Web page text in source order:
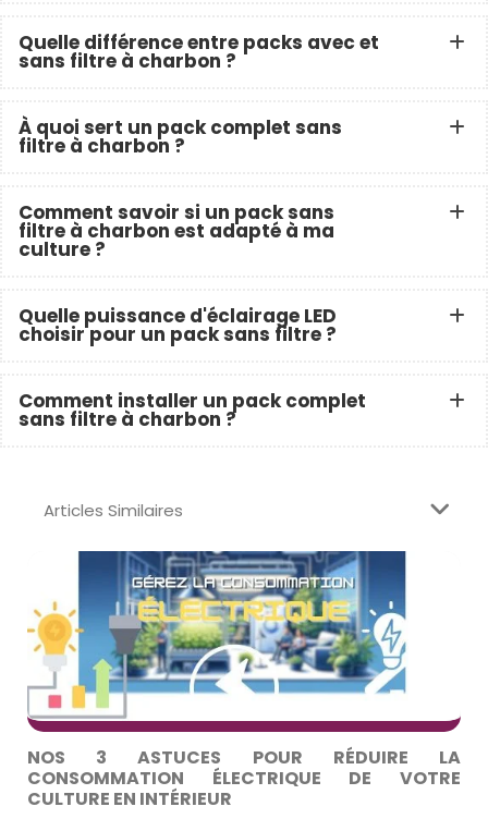
Quelle différence entre packs avec et
sans filtre à charbon ?
À quoi sert un pack complet sans
filtre à charbon ?
Comment savoir si un pack sans
filtre à charbon est adapté à ma
culture ?
Quelle puissance d'éclairage LED
choisir pour un pack sans filtre ?
Comment installer un pack complet
sans filtre à charbon ?
Articles Similaires
NOS 3 ASTUCES POUR RÉDUIRE LA
CONSOMMATION ÉLECTRIQUE DE VOTRE
CULTURE EN INTÉRIEUR